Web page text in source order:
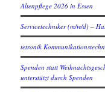
Altenpflege 2026 in Essen
Servicetechniker (m/w/d) –
tetronik
Spenden statt
unterstützt durch Spenden